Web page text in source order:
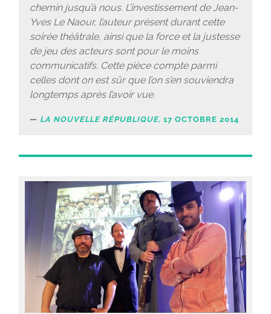
chemin jusqu’à nous. L’investissement de Jean-
Yves Le Naour, l’auteur présent durant cette
soirée théâtrale, ainsi que la force et la justesse
de jeu des acteurs sont pour le moins
communicatifs. Cette pièce compte parmi
celles dont on est sûr que l’on s’en souviendra
longtemps après l’avoir vue.
LA NOUVELLE RÉPUBLIQUE, 17 OCTOBRE 2014